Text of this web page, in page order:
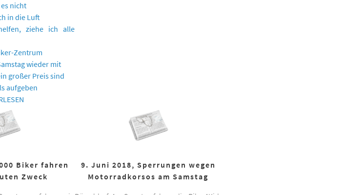
nicht
in die Luft
ziehe ich alle
Zentrum
wieder mit
großer Preis sind
aufgeben
Biker fahren
Zweck
9. Juni 2018, Sperrungen wegen
Motorradkorsos am Samstag